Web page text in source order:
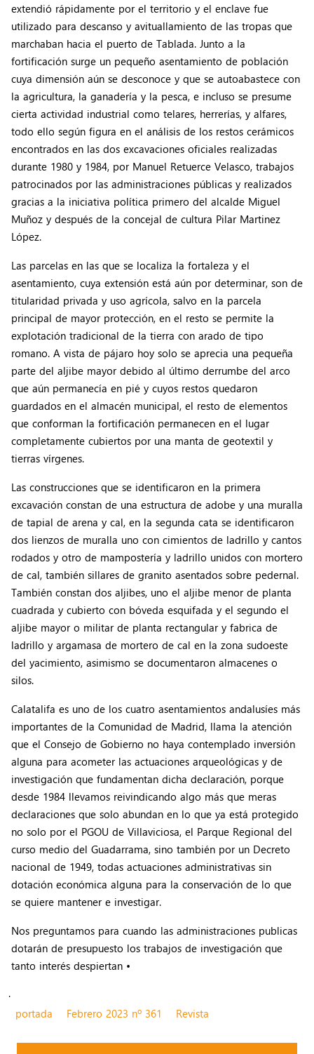
extendió rápidamente por el territorio y el enclave fue
utilizado para descanso y avituallamiento de las tropas que
marchaban hacia el puerto de Tablada. Junto a la
fortificación surge un pequeño asentamiento de población
cuya dimensión aún se desconoce y que se autoabastece con
la agricultura, la ganadería y la pesca, e incluso se presume
cierta actividad industrial como telares, herrerías, y alfares,
todo ello según figura en el análisis de los restos cerámicos
encontrados en las dos excavaciones oficiales realizadas
durante 1980 y 1984, por Manuel Retuerce Velasco, trabajos
patrocinados por las administraciones públicas y realizados
gracias a la iniciativa política primero del alcalde Miguel
Muñoz y después de la concejal de cultura Pilar Martinez
López.
Las parcelas en las que se localiza la fortaleza y el
asentamiento, cuya extensión está aún por determinar, son de
titularidad privada y uso agrícola, salvo en la parcela
principal de mayor protección, en el resto se permite la
explotación tradicional de la tierra con arado de tipo
romano. A vista de pájaro hoy solo se aprecia una pequeña
parte del aljibe mayor debido al último derrumbe del arco
que aún permanecía en pié y cuyos restos quedaron
guardados en el almacén municipal, el resto de elementos
que conforman la fortificación permanecen en el lugar
completamente cubiertos por una manta de geotextil y
tierras vírgenes.
Las construcciones que se identificaron en la primera
excavación constan de una estructura de adobe y una muralla
de tapial de arena y cal, en la segunda cata se identificaron
dos lienzos de muralla uno con cimientos de ladrillo y cantos
rodados y otro de mampostería y ladrillo unidos con mortero
de cal, también sillares de granito asentados sobre pedernal.
También constan dos aljibes, uno el aljibe menor de planta
cuadrada y cubierto con bóveda esquifada y el segundo el
aljibe mayor o militar de planta rectangular y fabrica de
ladrillo y argamasa de mortero de cal en la zona sudoeste
del yacimiento, asimismo se documentaron almacenes o
silos.
Calatalifa es uno de los cuatro asentamientos andalusíes más
importantes de la Comunidad de Madrid, llama la atención
que el Consejo de Gobierno no haya contemplado inversión
alguna para acometer las actuaciones arqueológicas y de
investigación que fundamentan dicha declaración, porque
desde 1984 llevamos reivindicando algo más que meras
declaraciones que solo abundan en lo que ya está protegido
no solo por el PGOU de Villaviciosa, el Parque Regional del
curso medio del Guadarrama, sino también por un Decreto
nacional de 1949, todas actuaciones administrativas sin
dotación económica alguna para la conservación de lo que
se quiere mantener e investigar.
Nos preguntamos para cuando las administraciones publicas
dotarán de presupuesto los trabajos de investigación que
tanto interés despiertan •
.
portada
Febrero 2023 nº 361 Revista